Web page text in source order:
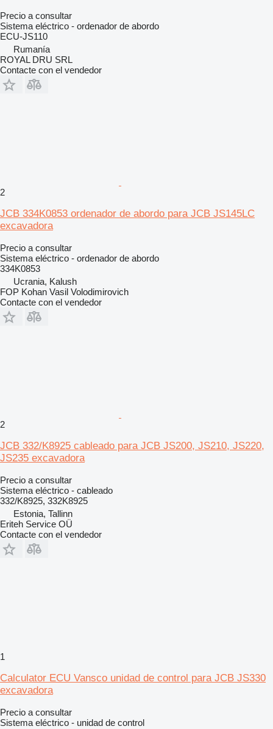
Precio a consultar
Sistema eléctrico - ordenador de abordo
ECU-JS110
Rumanía
ROYAL DRU SRL
Contacte con el vendedor
2
JCB 334K0853 ordenador de abordo para JCB JS145LC
excavadora
Precio a consultar
Sistema eléctrico - ordenador de abordo
334K0853
Ucrania, Kalush
FOP Kohan Vasil Volodimirovich
Contacte con el vendedor
2
JCB 332/K8925 cableado para JCB JS200, JS210, JS220,
JS235 excavadora
Precio a consultar
Sistema eléctrico - cableado
332/K8925, 332K8925
Estonia, Tallinn
Eriteh Service OÜ
Contacte con el vendedor
1
Calculator ECU Vansco unidad de control para JCB JS330
excavadora
Precio a consultar
Sistema eléctrico - unidad de control